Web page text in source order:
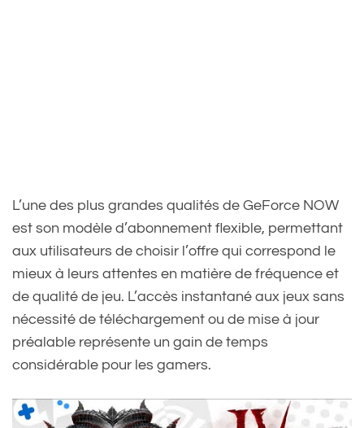
L’une des plus grandes qualités de GeForce NOW
est son modèle d’abonnement flexible, permettant
aux utilisateurs de choisir l’offre qui correspond le
mieux à leurs attentes en matière de fréquence et
de qualité de jeu. L’accès instantané aux jeux sans
nécessité de téléchargement ou de mise à jour
préalable représente un gain de temps
considérable pour les gamers.